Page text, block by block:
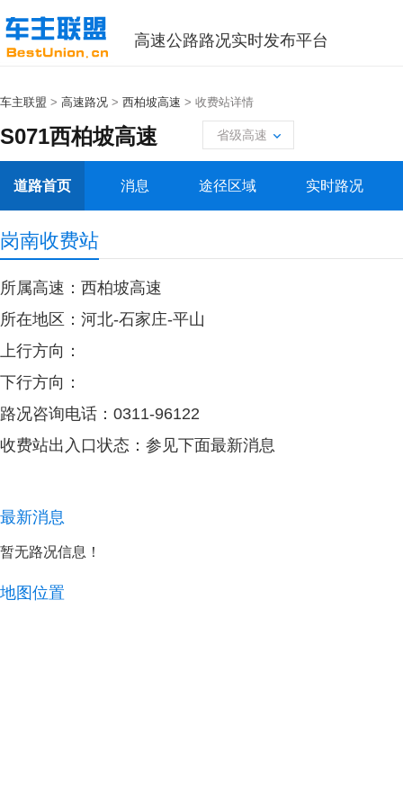
高速公路路况实时发布平台
车主联盟 > 高速路况 > 西柏坡高速 > 收费站详情
S071西柏坡高速 省级高速
道路首页 消息 途径区域 实时路况
岗南收费站
所属高速：西柏坡高速
所在地区：河北-石家庄-平山
上行方向：
下行方向：
路况咨询电话：0311-96122
收费站出入口状态：参见下面最新消息
最新消息
暂无路况信息！ ​​​​
地图位置